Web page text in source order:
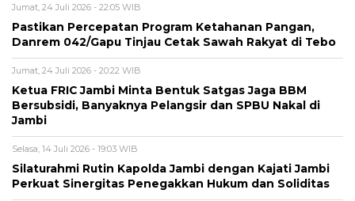
Jumat, 24 Juli 2026 - 22:05 WIB
Pastikan Percepatan Program Ketahanan Pangan,
Danrem 042/Gapu Tinjau Cetak Sawah Rakyat di Tebo
Jumat, 24 Juli 2026 - 20:22 WIB
Ketua FRIC Jambi Minta Bentuk Satgas Jaga BBM
Bersubsidi, Banyaknya Pelangsir dan SPBU Nakal di
Jambi
Selasa, 14 Juli 2026 - 19:03 WIB
Silaturahmi Rutin Kapolda Jambi dengan Kajati Jambi
Perkuat Sinergitas Penegakkan Hukum dan Soliditas